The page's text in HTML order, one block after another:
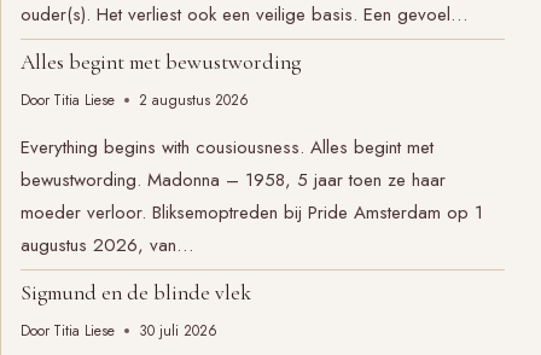
ouder(s). Het verliest ook een veilige basis. Een gevoel…
Alles begint met bewustwording
Door Titia Liese 2 augustus 2026
Everything begins with cousiousness. Alles begint met
bewustwording. Madonna – 1958, 5 jaar toen ze haar
moeder verloor. Bliksemoptreden bij Pride Amsterdam op 1
augustus 2026, van…
Sigmund en de blinde vlek
Door Titia Liese 30 juli 2026